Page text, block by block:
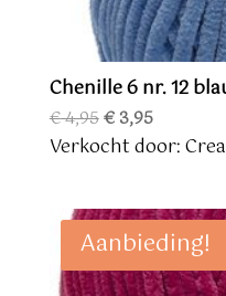
Chenille 6 nr. 12
€4,95Oorspronkelijke
prijs
€3,95Huidige
prijs
Verkocht door:
Aanbieding!